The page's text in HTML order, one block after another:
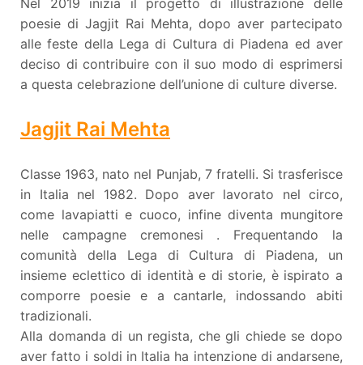
poesie di Jagjit Rai Mehta, dopo aver partecipato
alle feste della Lega di Cultura di Piadena ed aver
deciso di contribuire con il suo modo di esprimersi
a questa celebrazione dell’unione di culture diverse.
Jagjit Rai Mehta
Classe 1963, nato nel Punjab, 7 fratelli. Si trasferisce
in Italia nel 1982. Dopo aver lavorato nel circo,
come lavapiatti e cuoco, infine diventa mungitore
nelle campagne cremonesi . Frequentando la
comunità della Lega di Cultura di Piadena, un
insieme eclettico di identità e di storie, è ispirato a
comporre poesie e a cantarle, indossando abiti
tradizionali.
Alla domanda di un regista, che gli chiede se dopo
aver fatto i soldi in Italia ha intenzione di andarsene,